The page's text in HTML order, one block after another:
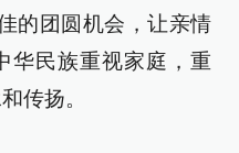
的团圆机会，让亲情
华民族重视家庭，重
传扬。